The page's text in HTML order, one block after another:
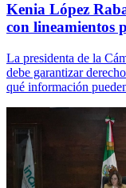
Kenia López
con lineamientos
La presidenta de la
debe garantizar
qué información